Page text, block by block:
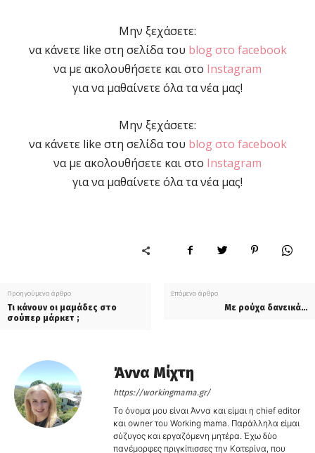
Μην ξεχάσετε:
να κάνετε like στη σελίδα του blog στο facebook
να με ακολουθήσετε και στο Instagram
για να μαθαίνετε όλα τα νέα μας!
Μην ξεχάσετε:
να κάνετε like στη σελίδα του blog στο facebook
να με ακολουθήσετε και στο Instagram
για να μαθαίνετε όλα τα νέα μας!
Προηγούμενο άρθρο
Τι κάνουν οι μαμάδες στο
σούπερ μάρκετ ;
Επόμενο άρθρο
Με ρούχα δανεικά…
Άννα Μίχτη
https://workingmama.gr/
Το όνομα μου είναι Άννα και είμαι η chief editor
και owner του Working mama. Παράλληλα είμαι
σύζυγος και εργαζόμενη μητέρα. Έχω δύο
πανέμορφες πριγκίπισσες την Κατερίνα, που